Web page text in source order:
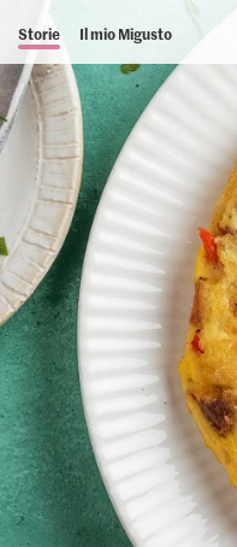
Storie Il mio Migusto